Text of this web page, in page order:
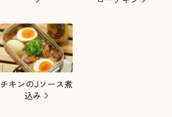
チキンのJソース煮
込み